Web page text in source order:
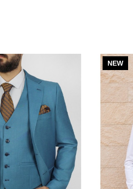
NEW